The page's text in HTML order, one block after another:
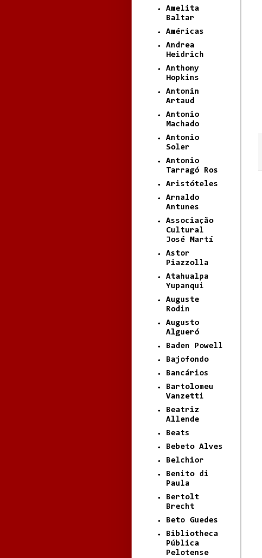
Amelita
Baltar
Américas
Andrea
Heidrich
Anthony
Hopkins
Antonin
Artaud
Antonio
Machado
Antonio
Soler
Antonio
Tarragó Ros
Aristóteles
Arnaldo
Antunes
Associação
Cultural
José Martí
Astor
Piazzolla
Atahualpa
Yupanqui
Auguste
Rodin
Augusto
Algueró
Baden Powell
Bajofondo
Bancários
Bartolomeu
Vanzetti
Beatriz
Allende
Beats
Bebeto Alves
Belchior
Benito di
Paula
Bertolt
Brecht
Beto Guedes
Bibliotheca
Pública
Pelotense